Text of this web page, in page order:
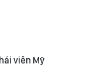
viên Mỹ